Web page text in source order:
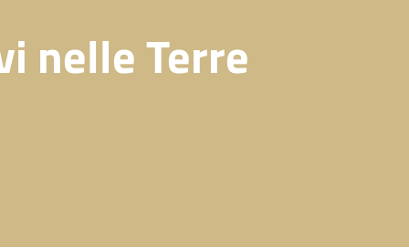
nelle Terre